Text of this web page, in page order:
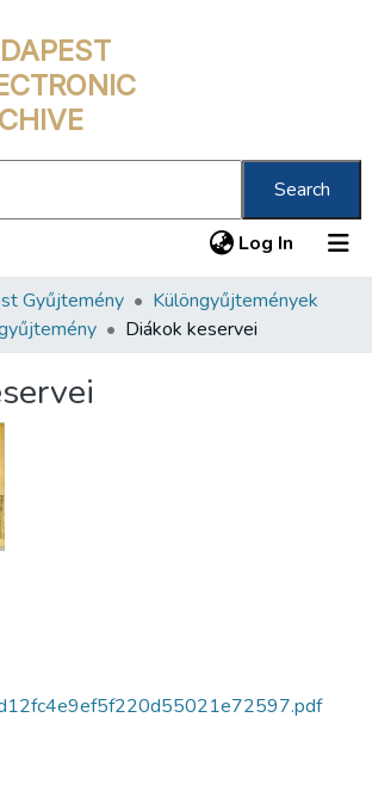
Search
Log In (current)
Gyűjtemény
Különgyűjtemények
Diákok keservei